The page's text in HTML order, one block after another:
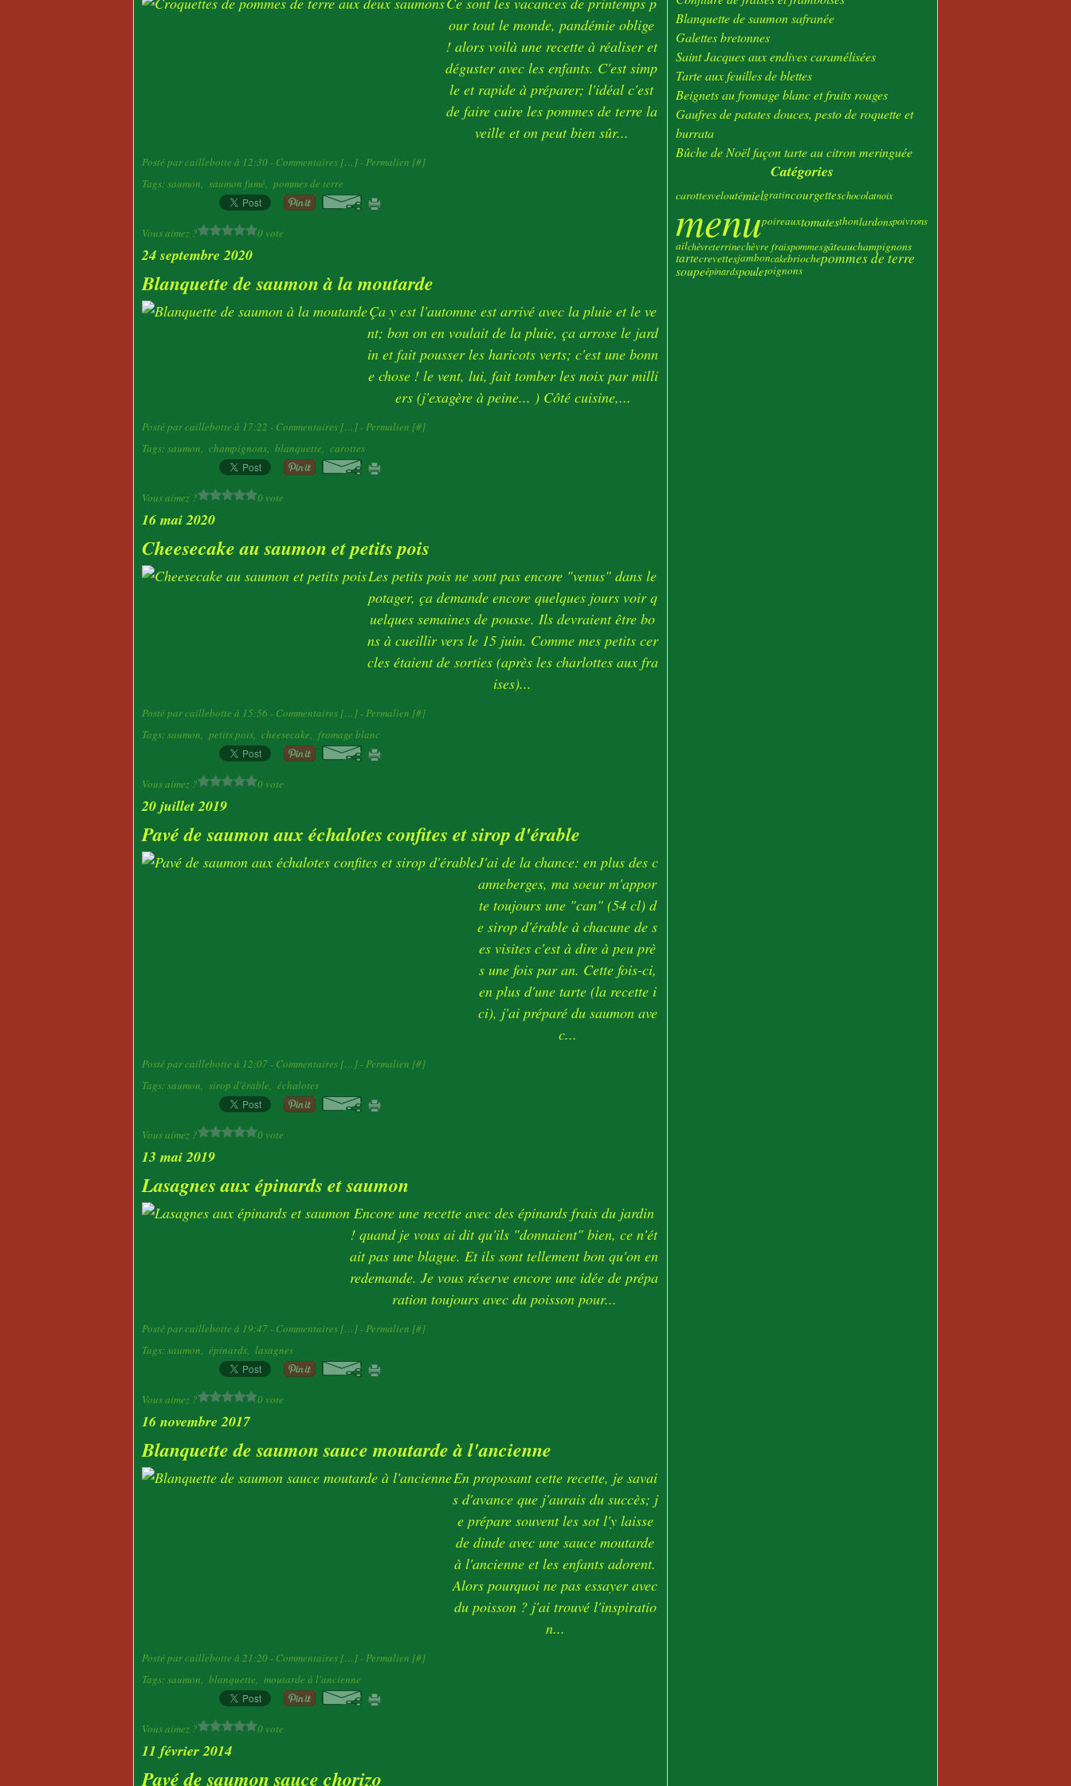
our tout le monde, pandémie oblige
! alors voilà une recette à réaliser et
déguster avec les enfants. C'est simp
le et rapide à préparer; l'idéal c'est
de faire cuire les pommes de terre la
veille et on peut bien sûr...
Posté par caillebotte à 12:30 - Commentaires [… ] - Permalien [#]
Tags: saumon, saumon fumé, pommes de terre
Vous aimez ? 0 vote
24 septembre 2020
Blanquette de saumon à la moutarde
Ça y est l'automne est arrivé avec la pluie et le ve
nt; bon on en voulait de la pluie, ça arrose le jard
in et fait pousser les haricots verts; c'est une bonn
e chose ! le vent, lui, fait tomber les noix par milli
ers (j'exagère à peine... ) Côté cuisine,...
Posté par caillebotte à 17:22 - Commentaires [… ] - Permalien [#]
Tags: saumon, champignons, blanquette, carottes
Vous aimez ? 0 vote
16 mai 2020
Cheesecake au saumon et petits pois
Les petits pois ne sont pas encore "venus" dans le
potager, ça demande encore quelques jours voir q
uelques semaines de pousse. Ils devraient être bo
ns à cueillir vers le 15 juin. Comme mes petits cer
cles étaient de sorties (après les charlottes aux fra
ises)...
Posté par caillebotte à 15:56 - Commentaires [… ] - Permalien [#]
Tags: saumon, petits pois, cheesecake, fromage blanc
Vous aimez ? 0 vote
20 juillet 2019
Pavé de saumon aux échalotes confites et sirop d'érable
J'ai de la chance: en plus des c
anneberges, ma soeur m'appor
te toujours une "can" (54 cl) d
e sirop d'érable à chacune de s
es visites c'est à dire à peu prè
s une fois par an. Cette fois-ci,
en plus d'une tarte (la recette i
ci), j'ai préparé du saumon ave
c...
Posté par caillebotte à 12:07 - Commentaires [… ] - Permalien [#]
Tags: saumon, sirop d'érable, échalotes
Vous aimez ? 0 vote
13 mai 2019
Lasagnes aux épinards et saumon
Encore une recette avec des épinards frais du jardin
! quand je vous ai dit qu'ils "donnaient" bien, ce n'ét
ait pas une blague. Et ils sont tellement bon qu'on en
redemande. Je vous réserve encore une idée de prépa
ration toujours avec du poisson pour...
Posté par caillebotte à 19:47 - Commentaires [… ] - Permalien [#]
Tags: saumon, épinards, lasagnes
Vous aimez ? 0 vote
16 novembre 2017
Blanquette de saumon sauce moutarde à l'ancienne
En proposant cette recette, je savai
s d'avance que j'aurais du succès; j
e prépare souvent les sot l'y laisse
de dinde avec une sauce moutarde
à l'ancienne et les enfants adorent.
Alors pourquoi ne pas essayer avec
du poisson ? j'ai trouvé l'inspiratio
n...
Posté par caillebotte à 21:20 - Commentaires [… ] - Permalien [#]
Tags: saumon, blanquette, moutarde à l'ancienne
Vous aimez ? 0 vote
11 février 2014
Pavé de saumon sauce chorizo
Janvier(23)
Blanquette de saumon safranée
Galettes bretonnes
Saint Jacques aux endives caramélisées
Tarte aux feuilles de blettes
Beignets au fromage blanc et fruits rouges
Gaufres de patates douces, pesto de roquette et
burrata
Bûche de Noël façon tarte au citron meringuée
Catégories
carottesveloutémielgratincourgetteschocolatnoix
menupoireauxtomatesthonlardonspoivrons
ailchèvreterrinechèvre fraispommesgâteauchampignons
tartecrevettesjamboncakebriochepommes de terre
soupeépinardspouletoignons